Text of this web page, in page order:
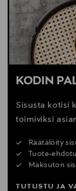
KODIN
Sisusta kotisi
toimiviksi
Räätälöity
Tuote-
Maksuton
TUTUSTU JA